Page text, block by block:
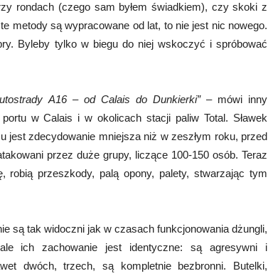
rondach (czego sam byłem świadkiem), czy skoki z
metody są wypracowane od lat, to nie jest nic nowego.
Byleby tylko w biegu do niej wskoczyć i spróbować
A16 – od Calais do Dunkierki”– mówi inny
w Calais i w okolicach stacji paliw Total. Sławek
jest zdecydowanie mniejsza niż w zeszłym roku, przed
przez duże grupy, liczące 100-150 osób. Teraz
robią przeszkody, palą opony, palety, stwarzając tym
są tak widoczni jak w czasach funkcjonowania dżungli,
ich zachowanie jest identyczne: są agresywni i
dwóch, trzech, są kompletnie bezbronni. Butelki,